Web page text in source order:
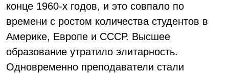
конце 1960-х годов, и это совпало по
времени с ростом количества студентов в
Америке, Европе и СССР. Высшее
образование утратило элитарность.
Одновременно преподаватели стали